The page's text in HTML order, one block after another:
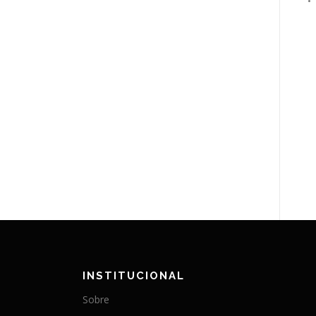
INSTITUCIONAL
Sobre